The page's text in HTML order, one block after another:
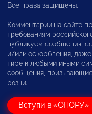
Все права защищены.
Комментарии на сайте
требованиям
публикуем сообщения,
и/или оскорбления, даже
тире и любыми иными
сообщения,
розни.
Вступи в «ОПОРУ»